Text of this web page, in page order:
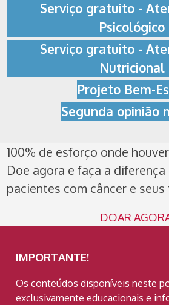
Serviço gratuito -
Psicológico
Serviço gratuito -
Nutricional
Projeto Bem-
Segunda opinião
100% de esforço onde
Doe agora e faça a diferença
pacientes com câncer e
DOAR
IMPORTANTE!
Os conteúdos disponíveis neste
exclusivamente educacionais e